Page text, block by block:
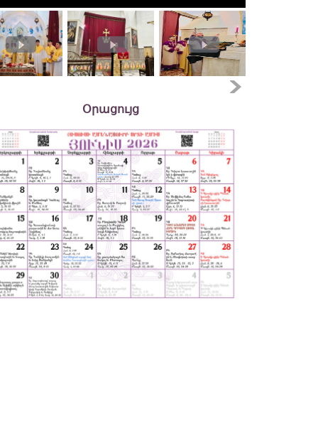
Օրացույց